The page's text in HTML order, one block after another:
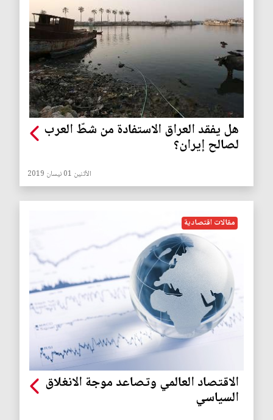
هل يفقد العراق الاستفادة من شطّ العرب
لصالح إيران؟
الأثنين 01 نيسان 2019
مقالات اقتصادية
الاقتصاد العالمي وتصاعد موجة الانغلاق
السياسي